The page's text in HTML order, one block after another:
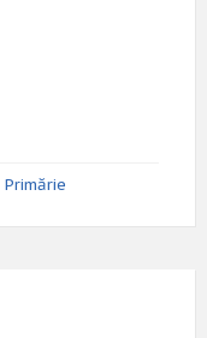
Primărie